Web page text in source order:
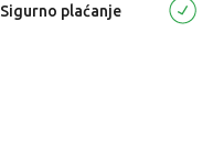
Sigurno plaćanje